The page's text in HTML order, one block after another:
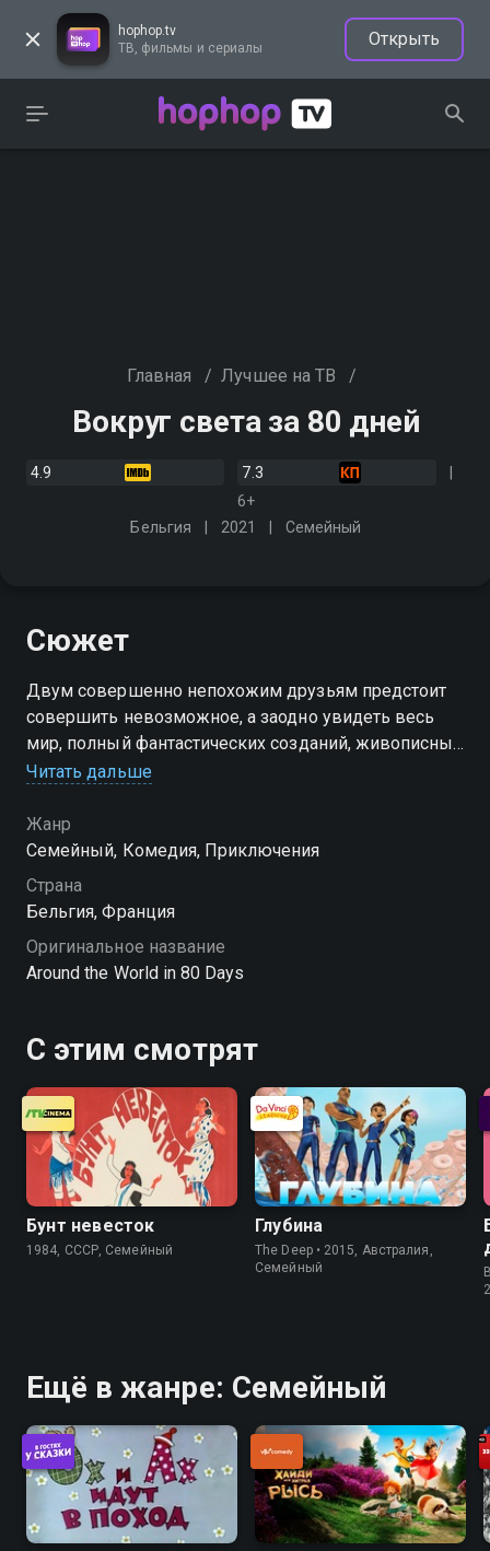
hophop.tv
ТВ, фильмы и сериалы
Открыть
Главная / Лучшее на ТВ /
Вокруг света за 80 дней
4.9
7.3
6+
Бельгия
2021 Семейный
Сюжет
Двум совершенно непохожим друзьям предстоит
совершить невозможное, а заодно увидеть весь
мир, полный фантастических созданий, живописных
мест и умопомрачительных приключений
Читать дальше
Жанр
Семейный, Комедия, Приключения
Страна
Бельгия, Франция
Оригинальное название
Around the World in 80 Days
С этим смотрят
Бунт невесток
1984, СССР, Семейный
Глубина
The Deep • 2015, Австралия,
Семейный
Ещё в жанре: Семейный